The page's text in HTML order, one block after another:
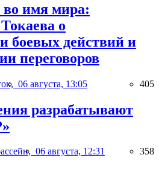
имя мира:
о
боевых действий и
переговоров
06 августа, 13:05 405
разрабатывают
06 августа, 12:31 358